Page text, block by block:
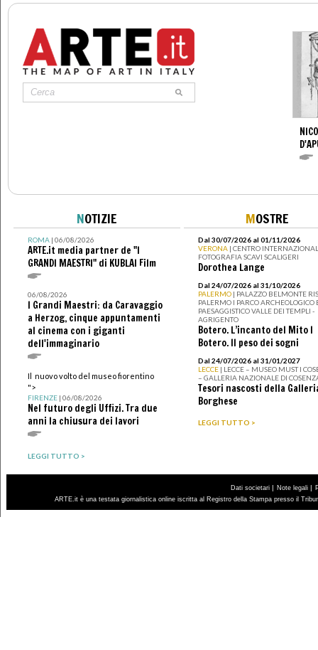
NOTIZIE
ROMA| 06/08/2026
ARTE.it media partner de "I
GRANDI MAESTRI" di KUBLAI Film
06/08/2026
I Grandi Maestri: da Caravaggio
a Herzog, cinque appuntamenti
al cinema con i giganti
dell'immaginario
Il nuovo volto del museo fiorentino
">
FIRENZE| 06/08/2026
Nel futuro degli Uffizi. Tra due
anni la chiusura dei lavori
LEGGI TUTTO >
MOSTRE
Dal 30/07/2026 al 01/11/2026
VERONA | CENTRO
FOTOGRAFIA SCAVI SCALIGERI
Dorothea Lange
Dal 24/07/2026 al 31/10/2026
PALERMO | PALAZZO BELMONTE
PALERMO I PARCO ARCHEOLOGICO
PAESAGGISTICO VALLE DEI TEMPLI -
AGRIGENTO
Botero. L’incanto del Mito I
Botero. Il peso dei sogni
Dal 24/07/2026 al 31/01/2027
LECCE | LECCE – MUSEO MUST I
– GALLERIA NAZIONALE DI
Tesori nascosti della
Borghese
LEGGI TUTTO >
Dati societari | Note legali |
ARTE.it è una testata giornalistica online iscritta al Registro della Stampa presso il